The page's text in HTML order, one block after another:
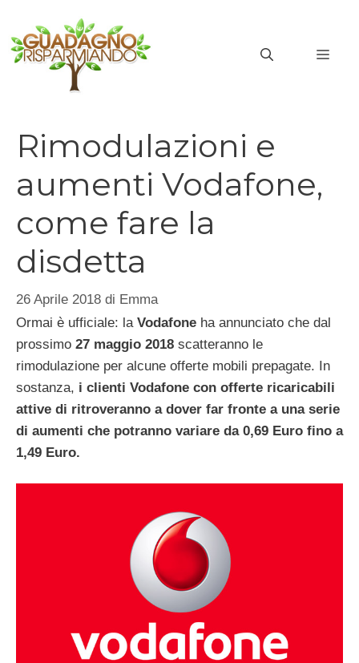
contenuto
Rimodulazioni e
aumenti Vodafone,
come fare la
disdetta
26 Aprile 2018 di Emma
Ormai è ufficiale: la Vodafone ha annunciato che dal
prossimo 27 maggio 2018 scatteranno le
rimodulazione per alcune offerte mobili prepagate. In
sostanza, i clienti Vodafone con offerte ricaricabili
attive di ritroveranno a dover far fronte a una serie
di aumenti che potranno variare da 0,69 Euro fino a
1,49 Euro.